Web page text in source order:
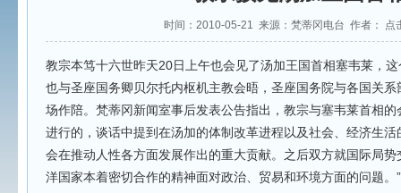
时间：2010-05-21 来源：梵蒂冈电台 作者： 点
教宗本笃十六世昨天20日上午也会见了汤加王国首相塞韦莱，
也与圣座国务卿贝尔托内枢机主教会晤，圣座国务院与各国关
场作陪。梵蒂冈新闻室事后发表公告指出，教宗与塞韦莱首相的
进行的，谈话中提到在汤加的体制改革进程以及社会、经济生
会在推动人性各方面发展作出的重大贡献。之后双方就国际局
洋国家本着密切合作的精神面对政治、贸易和环境方面的问题。”